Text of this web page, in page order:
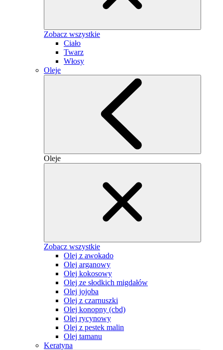
Zobacz wszystkie
Ciało
Twarz
Włosy
Oleje
Oleje
Zobacz wszystkie
Olej z awokado
Olej arganowy
Olej kokosowy
Olej ze słodkich migdałów
Olej jojoba
Olej z czarnuszki
Olej konopny (cbd)
Olej rycynowy
Olej z pestek malin
Olej tamanu
Keratyna